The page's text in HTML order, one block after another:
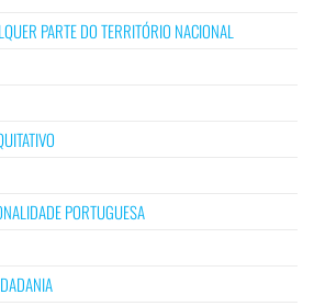
PARTE DO TERRITÓRIO NACIONAL
PORTUGUESA